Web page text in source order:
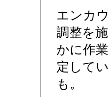
エンカ
調整を
かに作
定して
も。